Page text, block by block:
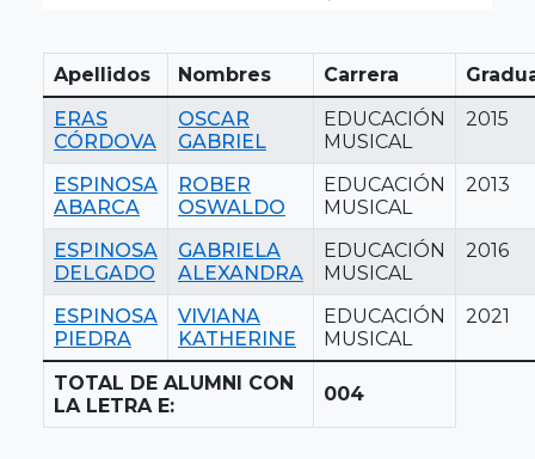
Apellidos Nombres Carrera
ERAS
CÓRDOVA
OSCAR
GABRIEL
EDUCACIÓN
MUSICAL
2015
ESPINOSA
ABARCA
ROBER
OSWALDO
EDUCACIÓN
MUSICAL
2013
ESPINOSA
DELGADO
GABRIELA
ALEXANDRA
EDUCACIÓN
MUSICAL
2016
ESPINOSA
PIEDRA
VIVIANA
KATHERINE
EDUCACIÓN
MUSICAL
2021
TOTAL DE ALUMNI CON
LA LETRA E:
004